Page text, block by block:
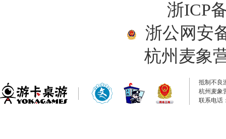
浙ICP
浙公网安
杭州麦象
抵制不良
杭州麦象
联系电话